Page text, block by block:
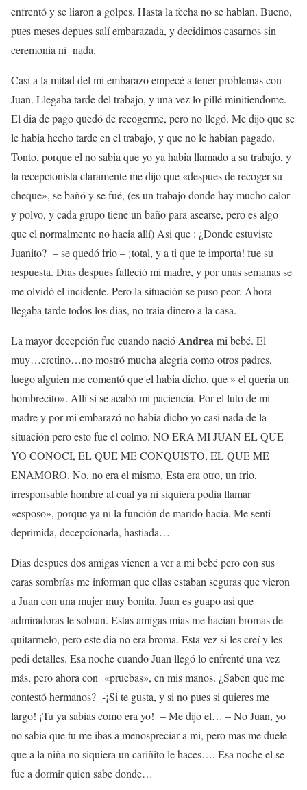
enfrentó y se liaron a golpes. Hasta la fecha no se hablan. Bueno,
pues meses depues salí embarazada, y decidimos casarnos sin
ceremonia ni nada.
Casi a la mitad del mi embarazo empecé a tener problemas con
Juan. Llegaba tarde del trabajo, y una vez lo pillé minitiendome.
El dia de pago quedó de recogerme, pero no llegó. Me dijo que se
le habia hecho tarde en el trabajo, y que no le habian pagado.
Tonto, porque el no sabia que yo ya habia llamado a su trabajo, y
la recepcionista claramente me dijo que «despues de recoger su
cheque», se bañó y se fué, (es un trabajo donde hay mucho calor
y polvo, y cada grupo tiene un baño para asearse, pero es algo
que el normalmente no hacia allí) Asi que : ¿Donde estuviste
Juanito? – se quedó frio – ¡total, y a ti que te importa! fue su
respuesta. Dias despues falleció mi madre, y por unas semanas se
me olvidó el incidente. Pero la situación se puso peor. Ahora
llegaba tarde todos los dias, no traia dinero a la casa.
La mayor decepción fue cuando nacióAndreami bebé. El
muy…cretino…no mostró mucha alegria como otros padres,
luego alguien me comentó que el habia dicho, que » el queria un
hombrecito». Allí si se acabó mi paciencia. Por el luto de mi
madre y por mi embarazó no habia dicho yo casi nada de la
situación pero esto fue el colmo. NO ERA MI JUAN EL QUE
YO CONOCI, EL QUE ME CONQUISTO, EL QUE ME
ENAMORO. No, no era el mismo. Esta era otro, un frio,
irresponsable hombre al cual ya ni siquiera podia llamar
«esposo», porque ya ni la función de marido hacia. Me sentí
deprimida, decepcionada, hastiada…
Dias despues dos amigas vienen a ver a mi bebé pero con sus
caras sombrías me informan que ellas estaban seguras que vieron
a Juan con una mujer muy bonita. Juan es guapo asi que
admiradoras le sobran. Estas amigas mías me hacian bromas de
quitarmelo, pero este dia no era broma. Esta vez si les creí y les
pedi detalles. Esa noche cuando Juan llegó lo enfrenté una vez
más, pero ahora con «pruebas», en mis manos. ¿Saben que me
contestó hermanos? -¡Si te gusta, y si no pues si quieres me
largo! ¡Tu ya sabias como era yo! – Me dijo el… – No Juan, yo
no sabia que tu me ibas a menospreciar a mi, pero mas me duele
que a la niña no siquiera un cariñito le haces…. Esa noche el se
fue a dormir quien sabe donde…